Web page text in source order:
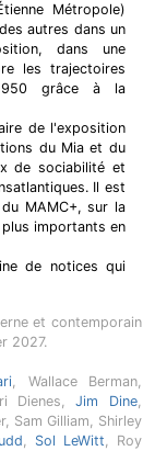
Métropole)
autres dans un
dans une
les trajectoires
grâce à la
de l'exposition
du Mia et du
de sociabilité et
Il est
MAMC+, sur la
importants en
de notices qui
et contemporain
2027.
, Wallace Berman,
Dienes,Jim Dine,
Sam Gilliam, Shirley
, Sol LeWitt, Roy